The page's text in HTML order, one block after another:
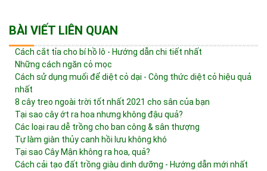
BÀI VIẾT LIÊN QUAN
Cách cắt tỉa cho bí hồ lô - Hướng dẫn chi tiết nhất
Những cách ngăn cỏ mọc
Cách sử dụng muối để diệt cỏ dại - Công thức diệt cỏ hiệu quả
nhất
8 cây treo ngoài trời tốt nhất 2021 cho sân của bạn
Tại sao cây ớt ra hoa nhưng không đậu quả?
Các loại rau dễ trồng cho ban công & sân thượng
Tự làm giàn thủy canh hồi lưu không khó
Tại sao Cây Mận không ra hoa, quả?
Cách cải tạo đất trồng giàu dinh dưỡng - Hướng dẫn mới nhất